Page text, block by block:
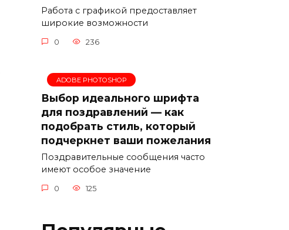
Работа с графикой предоставляет
широкие возможности
0 236
ADOBE PHOTOSHOP
Выбор идеального шрифта
для поздравлений — как
подобрать стиль, который
подчеркнет ваши пожелания
Поздравительные сообщения часто
имеют особое значение
0 125